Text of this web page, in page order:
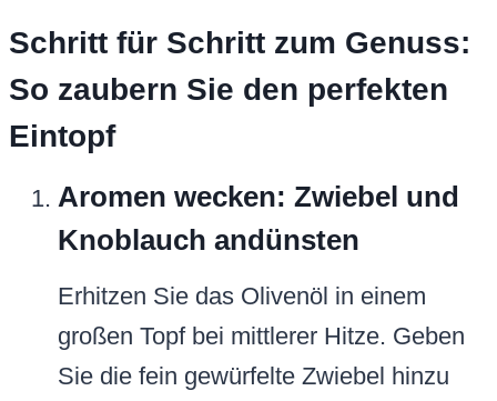
Schritt für Schritt zum Genuss:
So zaubern Sie den perfekten
Eintopf
Aromen wecken: Zwiebel und
Knoblauch andünsten
Erhitzen Sie das Olivenöl in einem
großen Topf bei mittlerer Hitze. Geben
Sie die fein gewürfelte Zwiebel hinzu